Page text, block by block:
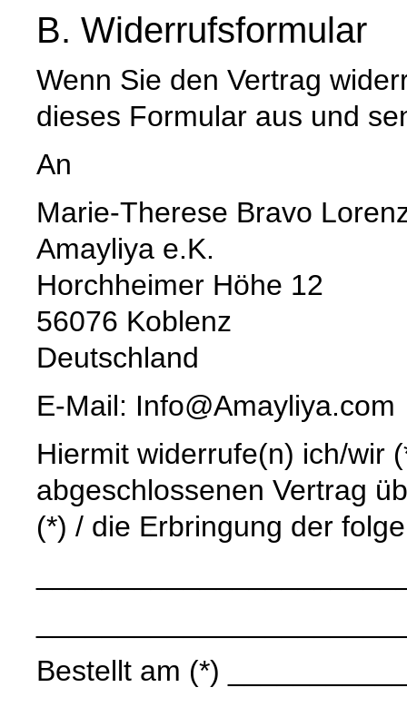
B. Widerrufsformular
Wenn Sie den Vertrag
dieses Formular aus und
An
Marie-Therese Bravo
Amayliya e.K.
Horchheimer Höhe 12
56076 Koblenz
Deutschland
E-Mail: Info@Amayliya.com
Hiermit widerrufe(n) ich/wir
abgeschlossenen Vertrag
(*) / die Erbringung der
Bestellt am (*)